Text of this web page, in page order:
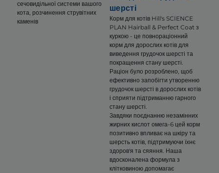
сечовидільної системи вашого
кота, розчинення струвітних
каменів
шерсті
Корм для котів Hill's SCIENCE
PLAN Hairball & Perfect Coat з
куркою - це повнораціонний
корм для дорослих котів для
виведення грудочок шерсті та
покращення стану шерсті.
Раціон було розроблено, щоб
ефективно запобігти утворенню
грудочок шерсті в дорослих котів
і сприяти підтриманню гарного
стану шерсті.
Завдяки поєднанню незамінних
жирних кислот омега-6 цей корм
позитивно впливає на шкіру та
шерсть котів, підтримуючи їхнє
здоров'я та сяяння. Наша
вдосконалена формула з
клітковиною допомагає